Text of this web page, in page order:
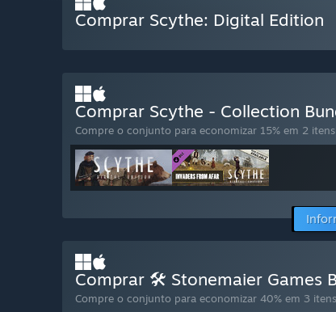
Comprar Scythe: Digital Edition
Comprar Scythe - Collection
Compre o conjunto para economizar 15% em 2
Comprar 🛠️ Stonemaier Games
Compre o conjunto para economizar 40% em 3